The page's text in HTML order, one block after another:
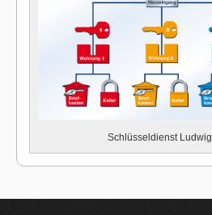
Schlüsseldienst Ludwig